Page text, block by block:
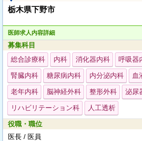
栃木県下野市
医師求人内容詳細
募集科目
総合診療科
内科 消化器内科 呼吸器
腎臓内科 糖尿病内科 内分泌内科 血
老年内科 脳神経外科 整形外科 泌尿
リハビリテーション科 人工透析
役職・職位
医長 / 医員